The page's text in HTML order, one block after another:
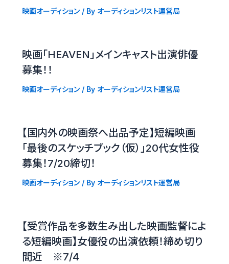
映画オーディション/ By オーディションリスト運営局
映画「HEAVEN」メインキャスト出演俳優
募集！！
映画オーディション/ By オーディションリスト運営局
【国内外の映画祭へ出品予定】短編映画
「最後のスケッチブック（仮）」20代女性役
募集！7/20締切！
映画オーディション/ By オーディションリスト運営局
【受賞作品を多数生み出した映画監督によ
る短編映画】女優役の出演依頼！締め切り
間近 ※7/4